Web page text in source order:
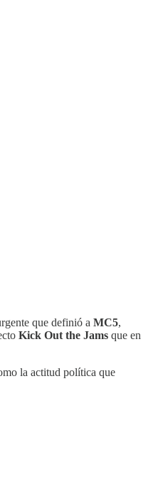
que definió a MC5,
Kick Out the Jams que en
la actitud política que